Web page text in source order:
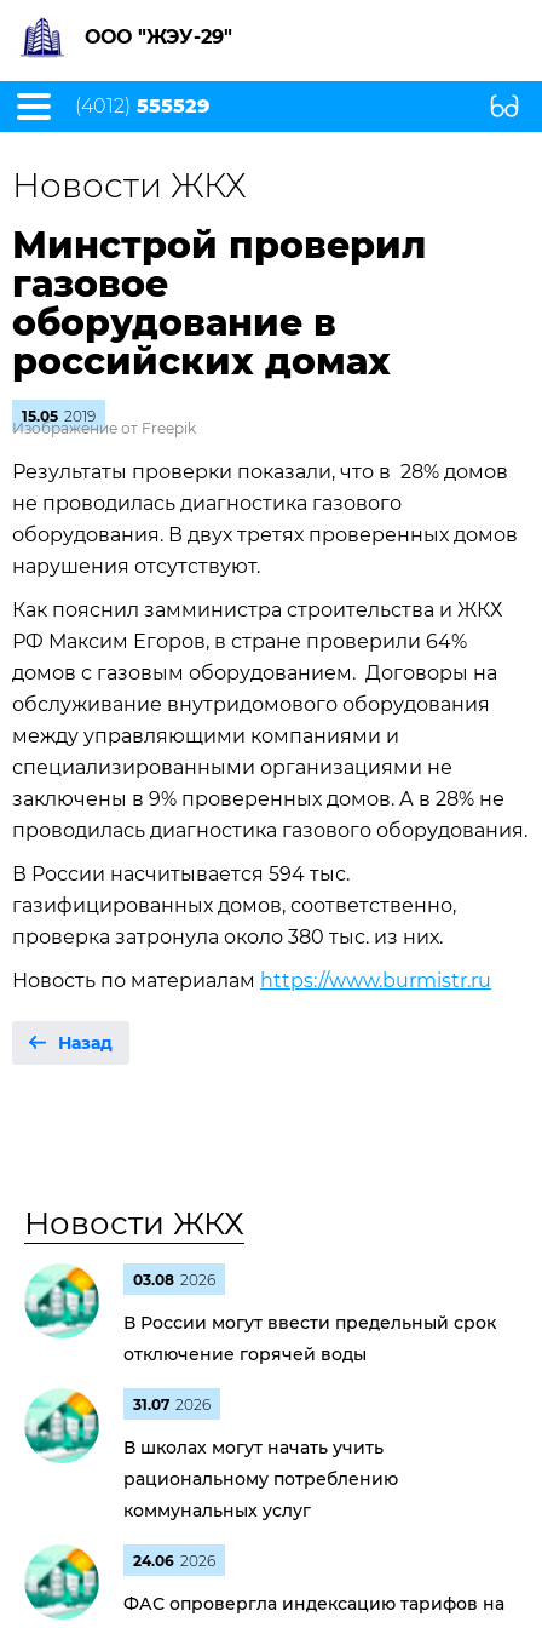
ООО "ЖЭУ-29"
(4012) 555529
Новости ЖКХ
Минстрой проверил
газовое
оборудование в
российских домах
15.05 2019
Изображение от Freepik
Результаты проверки показали, что в 28% домов
не проводилась диагностика газового
оборудования. В двух третях проверенных домов
нарушения отсутствуют.
Как пояснил замминистра строительства и ЖКХ
РФ Максим Егоров, в стране проверили 64%
домов с газовым оборудованием. Договоры на
обслуживание внутридомового оборудования
между управляющими компаниями и
специализированными организациями не
заключены в 9% проверенных домов. А в 28% не
проводилась диагностика газового оборудования.
В России насчитывается 594 тыс.
газифицированных домов, соответственно,
проверка затронула около 380 тыс. из них.
Новость по материалам https://www.burmistr.ru
Назад
Новости ЖКХ
03.08 2026
В России могут ввести предельный срок
отключение горячей воды
31.07 2026
В школах могут начать учить
рациональному потреблению
коммунальных услуг
24.06 2026
ФАС опровергла индексацию тарифов на